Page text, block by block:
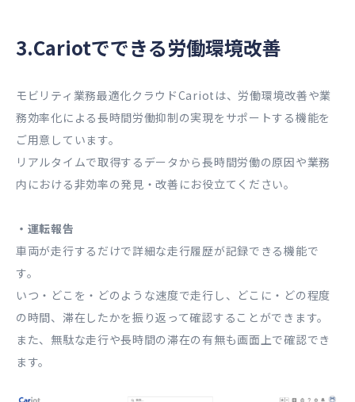
3.Cariotでできる労働環境改善
モビリティ業務最適化クラウドCariotは、労働環境改善や業
務効率化による長時間労働抑制の実現をサポートする機能を
ご用意しています。
リアルタイムで取得するデータから長時間労働の原因や業務
内における非効率の発見・改善にお役立てください。
・運転報告
車両が走行するだけで詳細な走行履歴が記録できる機能で
す。
いつ・どこを・どのような速度で走行し、どこに・どの程度
の時間、滞在したかを振り返って確認することができます。
また、無駄な走行や長時間の滞在の有無も画面上で確認でき
ます。